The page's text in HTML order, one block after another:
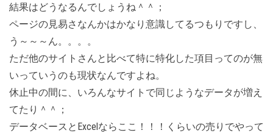
結果はどうなるんでしょうね＾＾；
ページの見易さなんかはかなり意識してるつもりですし、
う～～～ん。。。。
ただ他のサイトさんと比べて特に特化した項目ってのが無
いっていうのも現状なんですよね。
休止中の間に、いろんなサイトで同じようなデータが増え
てたり＾＾；
データベースとExcelならここ！！！くらいの売りでやって